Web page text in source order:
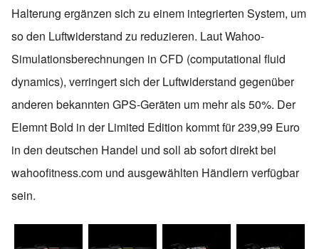
Halterung ergänzen sich zu einem integrierten System, um
so den Luftwiderstand zu reduzieren. Laut Wahoo-
Simulationsberechnungen in CFD (computational fluid
dynamics), verringert sich der Luftwiderstand gegenüber
anderen bekannten GPS-Geräten um mehr als 50%. Der
Elemnt Bold in der Limited Edition kommt für 239,99 Euro
in den deutschen Handel und soll ab sofort direkt bei
wahoofitness.com und ausgewählten Händlern verfügbar
sein.